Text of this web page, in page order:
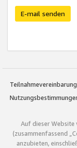
E-mail senden
Teilnahmevereinbarung
Auf dieser Website
(zusammenfassend
anzubieten,